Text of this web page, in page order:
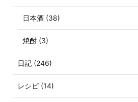
日本酒 (38)
焼酎 (3)
日記 (246)
レシピ (14)